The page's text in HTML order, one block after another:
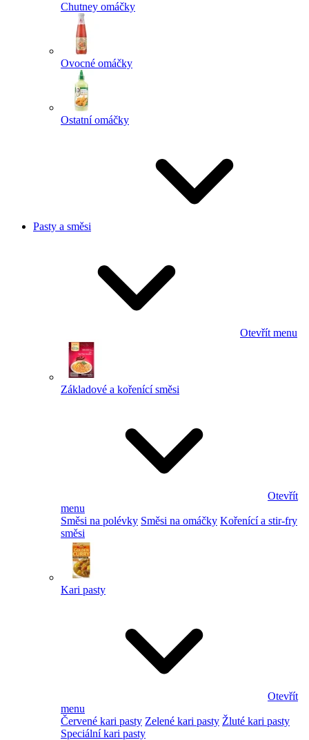
Chutney omáčky
Ovocné omáčky
Ostatní omáčky
Pasty a směsi
Otevřít menu
Základové a kořenící směsi
Otevřít
menu
Směsi na polévky Směsi na omáčky Kořenící a stir-fry
směsi
Kari pasty
Otevřít
menu
Červené kari pasty Zelené kari pasty Žluté kari pasty
Speciální kari pasty